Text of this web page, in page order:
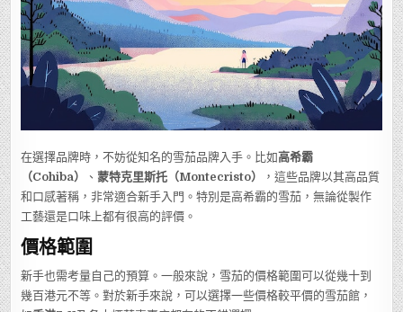
在選擇品牌時，不妨從知名的雪茄品牌入手。比如高希霸
（Cohiba）
、蒙特克里斯托（Montecristo）
，這些品牌以其高品質
和口感著稱，非常適合新手入門。特別是高希霸的雪茄，無論從製作
工藝還是口味上都有很高的評價。
價格範圍
新手也需考量自己的預算。一般來說，雪茄的價格範圍可以從幾十到
幾百港元不等。對於新手來說，可以選擇一些價格較平價的雪茄館，